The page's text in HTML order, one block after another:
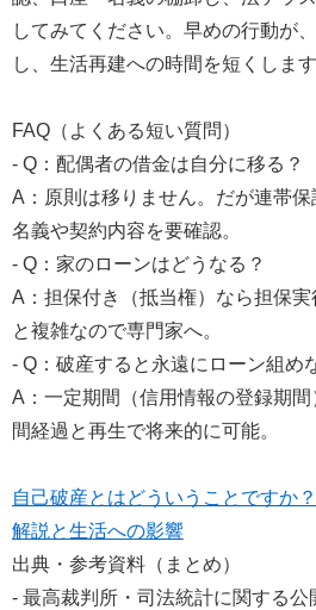
してみてください。早めの行動が
し、生活再建への時間を短くします
FAQ（よくある短い質問）
- Q：配偶者の借金は自分に移る？
A：原則は移りません。だが連帯保
名義や契約内容を要確認。
- Q：家のローンはどうなる？
A：担保付き（抵当権）なら担保
と複雑なので専門家へ。
- Q：破産すると永遠にローン組め
A：一定期間（信用情報の登録期
間経過と再生で将来的に可能。
自己破産とはどういうことですか
解説と生活への影響
出典・参考資料（まとめ）
- 最高裁判所・司法統計に関する公